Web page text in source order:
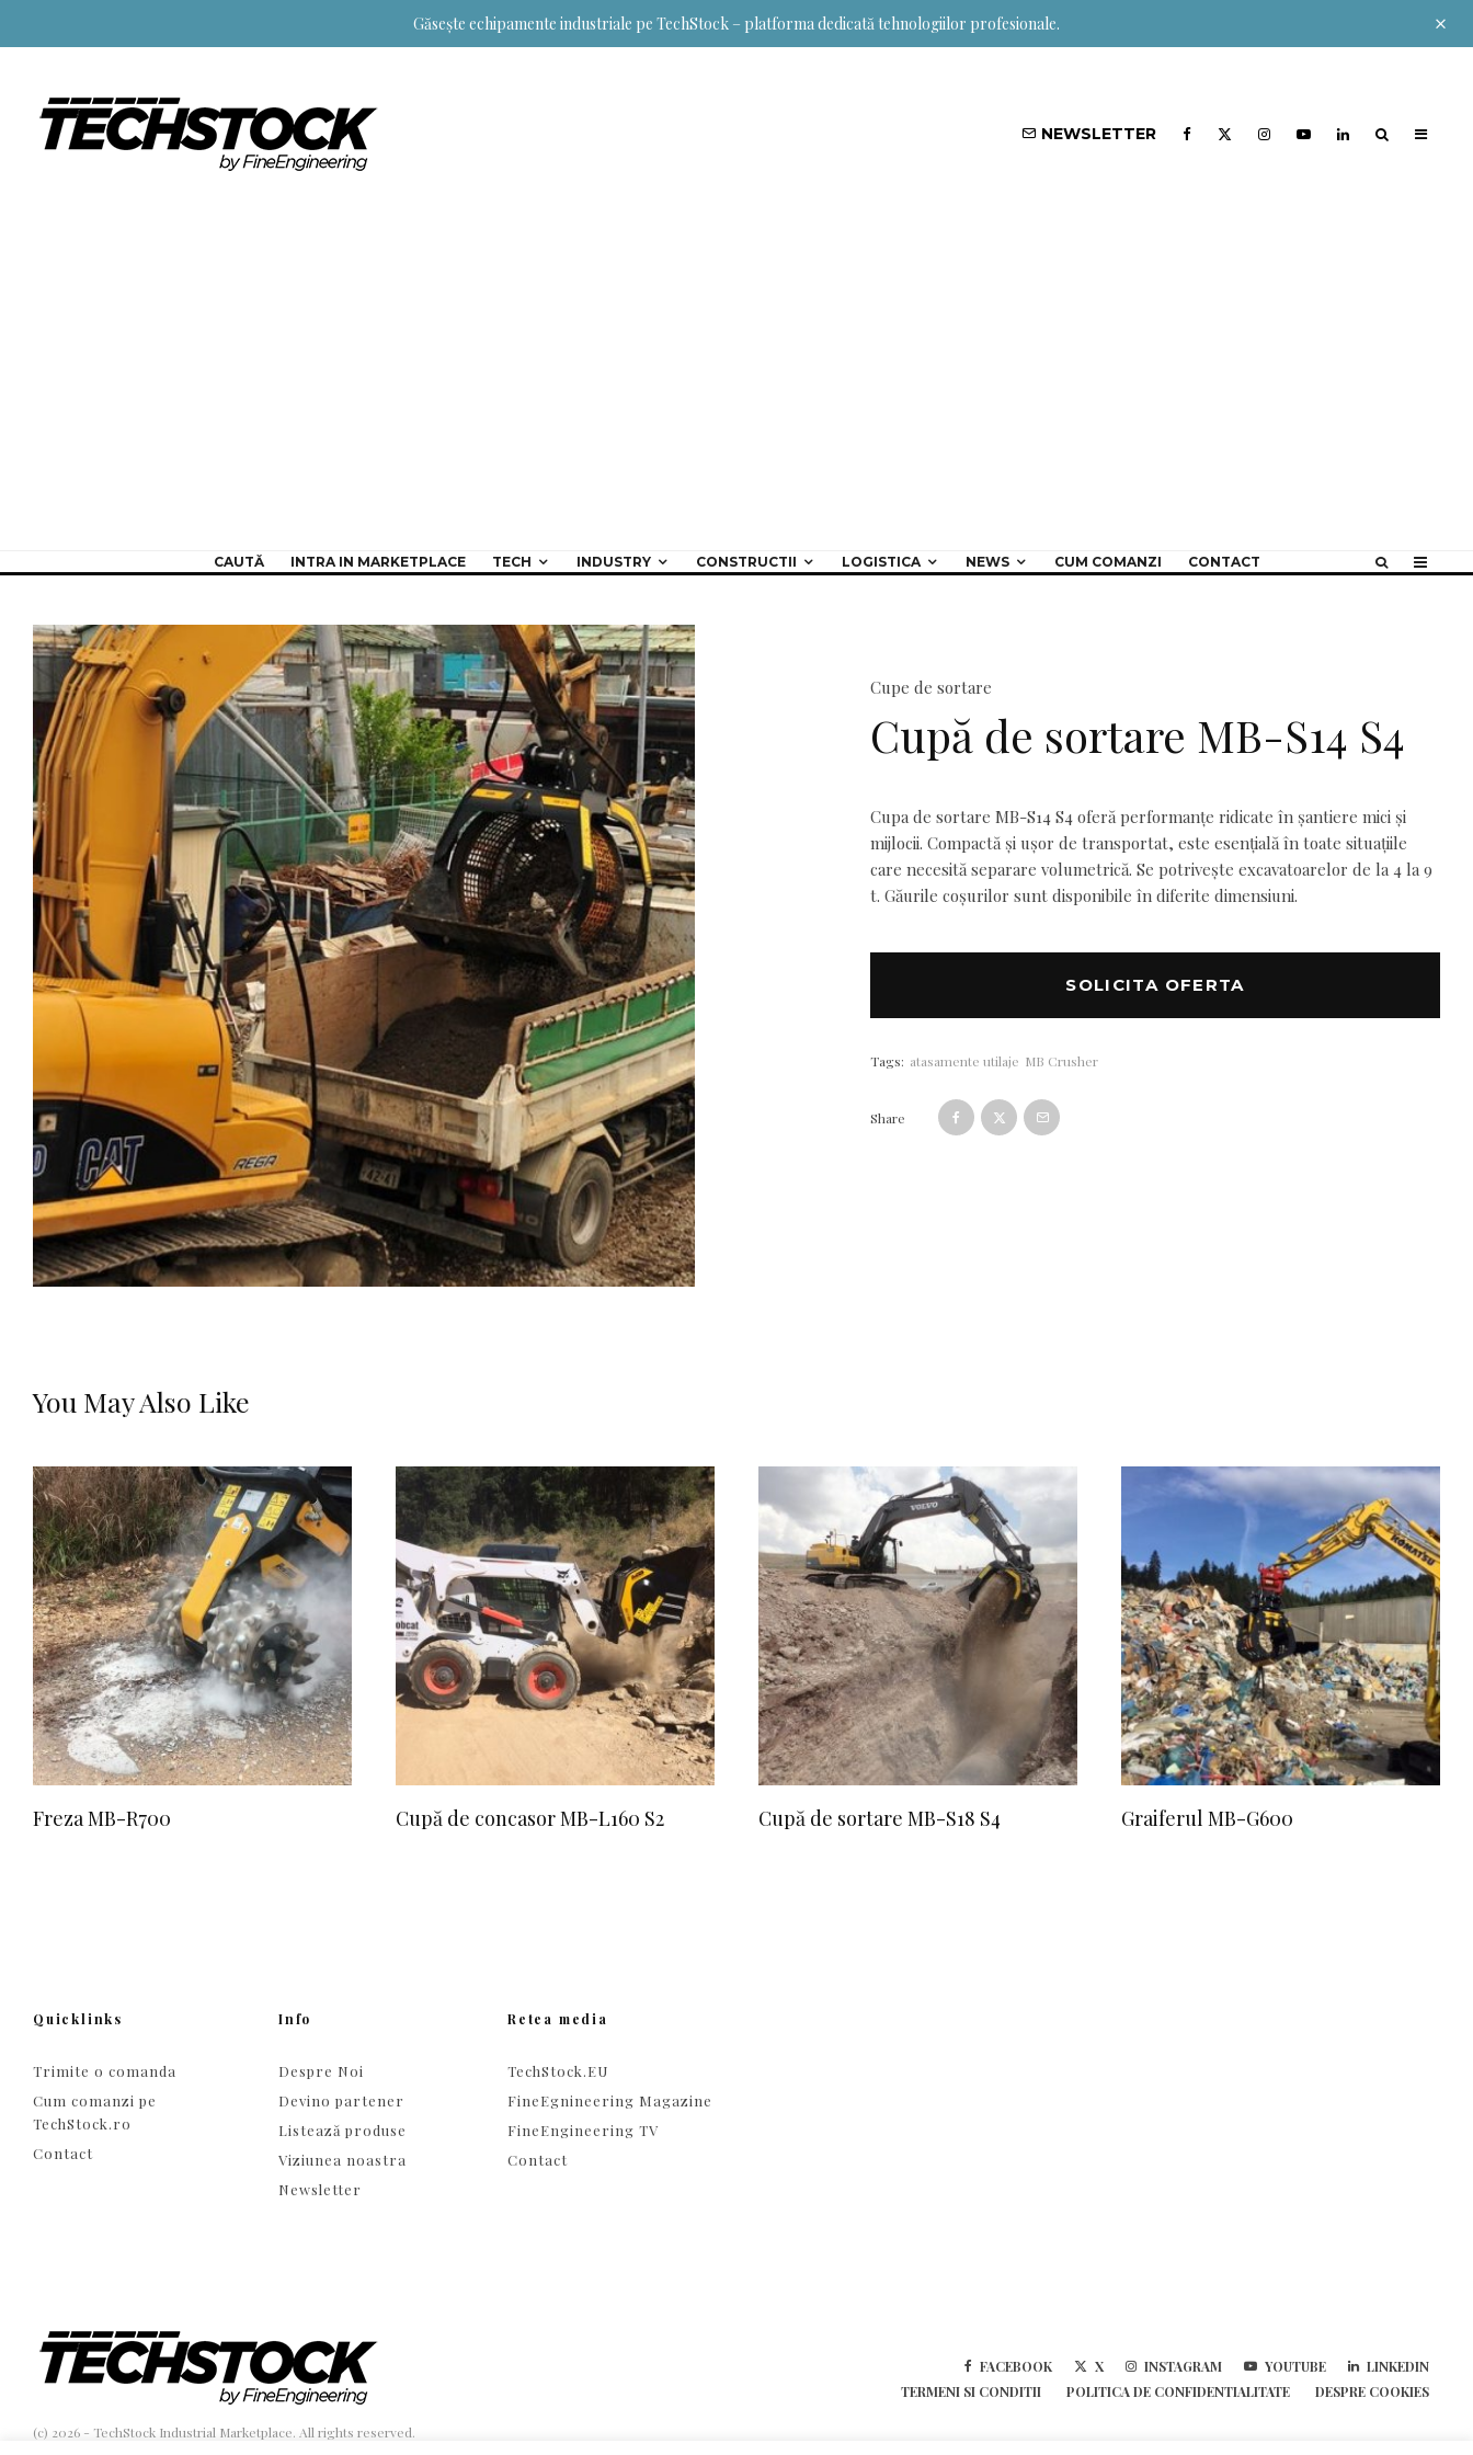
Găsește echipamente industriale pe TechStock – platforma dedicată tehnologiilor profesionale.
NEWSLETTER
CAUTĂ INTRA IN MARKETPLACE TECH INDUSTRY CONSTRUCTII LOGISTICA NEWS CUM COMANZI CONTACT
Cupe de sortare
Cupă de sortare MB-S14 S4
Cupa de sortare MB-S14 S4 oferă performanțe ridicate în șantiere mici și
mijlocii. Compactă și ușor de transportat, este esențială în toate situațiile
care necesită separare volumetrică. Se potrivește excavatoarelor de la 4 la 9
t. Găurile coșurilor sunt disponibile în diferite dimensiuni.
SOLICITA OFERTA
Tags: atasamente utilaje MB Crusher
Share
You May Also Like
Freza MB-R700 Cupă de concasor MB-L160 S2 Cupă de sortare MB-S18 S4 Graiferul MB-G600
Quicklinks
Trimite o comanda
Cum comanzi pe
TechStock.ro
Contact
Info
Despre Noi
Devino partener
Listează produse
Viziunea noastra
Newsletter
Retea media
TechStock.EU
FineEgnineering Magazine
FineEngineering TV
Contact
(c) 2026 - TechStock Industrial Marketplace. All rights reserved.
FACEBOOK X INSTAGRAM YOUTUBE
LINKEDIN
TERMENI SI CONDITII
POLITICA DE CONFIDENTIALITATE DESPRE COOKIES